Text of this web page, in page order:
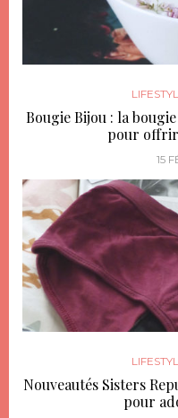
Bougie Bijou : la
pour
15
Nouveautés Sisters
pour